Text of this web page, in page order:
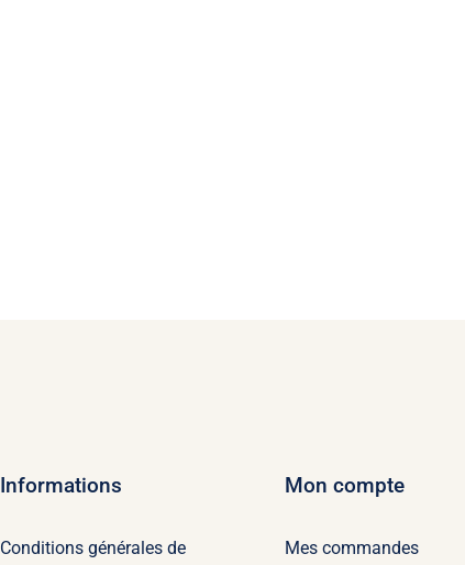
Informations
Conditions générales de
Mon compte
Mes commandes